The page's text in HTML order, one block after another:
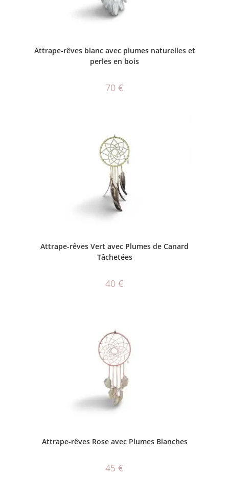
Attrape-rêves blanc avec plumes naturelles et
perles en bois
70 €
Attrape-rêves Vert avec Plumes de Canard
Tâchetées
40 €
Attrape-rêves Rose avec Plumes Blanches
45 €